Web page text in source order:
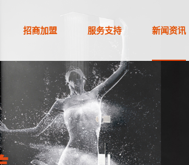
招商加盟 服务支持 新闻资讯